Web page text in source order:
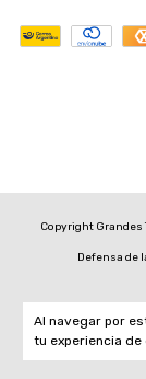
Al navegar por
tu experiencia de
Copyright Grandes
Defensa de